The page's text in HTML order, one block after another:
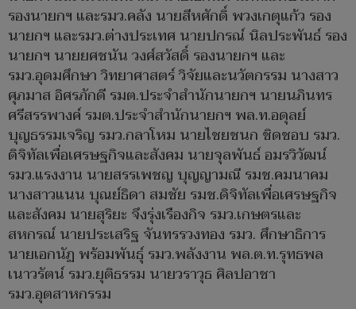
รองนายกฯ และรมว.คลัง นายสีหศักดิ์ พวงเกตุแก้ว รอง
นายกฯ และรมว.ต่างประเทศ นายปกรณ์ นิลประพันธ์ รอง
นายกฯ นายยศชนัน วงศ์สวัสดิ์ รองนายกฯ และ
รมว.อุดมศึกษา วิทยาศาสตร์ วิจัยและนวัตกรรม นางสาว
ศุภมาส อิศรภักดี รมต.ประจำสำนักนายกฯ นายนภินทร
ศรีสรรพางค์ รมต.ประจำสำนักนายกฯ พล.ท.อดุลย์
บุญธรรมเจริญ รมว.กลาโหม นายไชยชนก ชิดชอบ รมว.
ดิจิทัลเพื่อเศรษฐกิจและสังคม นายจุลพันธ์ อมรวิวัฒน์
รมว.แรงงาน นายสรรเพชญ บุญญามณี รมช.คมนาคม
นางสาวแนน บุณย์ธิดา สมชัย รมช.ดิจิทัลเพื่อเศรษฐกิจ
และสังคม นายสุริยะ จึงรุ่งเรืองกิจ รมว.เกษตรและ
สหกรณ์ นายประเสริฐ จันทรรวงทอง รมว. ศึกษาธิการ
นายเอกนัฏ พร้อมพันธุ์ รมว.พลังงาน พล.ต.ท.รุทธพล
เนาวรัตน์ รมว.ยุติธรรม นายวราวุธ ศิลปอาชา
รมว.อุตสาหกรรม